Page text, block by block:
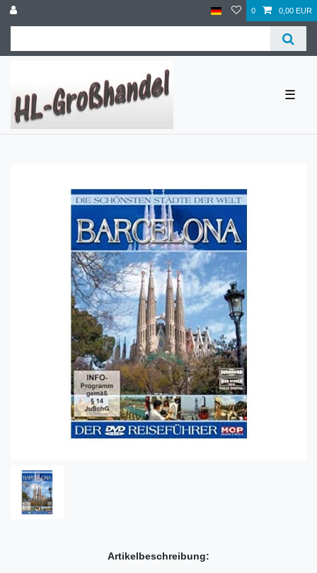
0 0,00 EUR
☰
Artikelbeschreibung: